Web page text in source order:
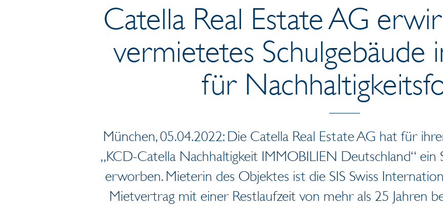
Catella Real Estate AG
vermietetes Schulgebäude
für
München, 05.04.2022: Die Catella Real Estate AG hat für
„KCD-Catella Nachhaltigkeit IMMOBILIEN Deutschland“ ein
erworben. Mieterin des Objektes ist die SIS Swiss
Mietvertrag mit einer Restlaufzeit von mehr als 25 Jahren